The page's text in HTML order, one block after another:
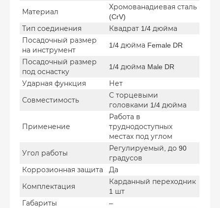
Материал
Хромованадиевая сталь
(CrV)
Тип соединения
Квадрат 1/4 дюйма
Посадочный размер
на инструмент
1/4 дюйма Female DR
Посадочный размер
под оснастку
1/4 дюйма Male DR
Ударная функция Нет
Совместимость
С торцевыми
головками 1/4 дюйма
Применение
Работа в
труднодоступных
местах под углом
Угол работы
Регулируемый, до 90
градусов
Коррозионная защита
Да
Комплектация
Карданный переходник
1 шт
Габариты
–